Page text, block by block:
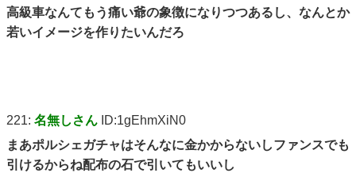
高級車なんてもう痛い爺の象徴になりつつあるし、なんとか
若いイメージを作りたいんだろ
221: 名無しさん ID:1gEhmXiN0
まあポルシェガチャはそんなに金かからないしファンスでも
引けるからね配布の石で引いてもいいし